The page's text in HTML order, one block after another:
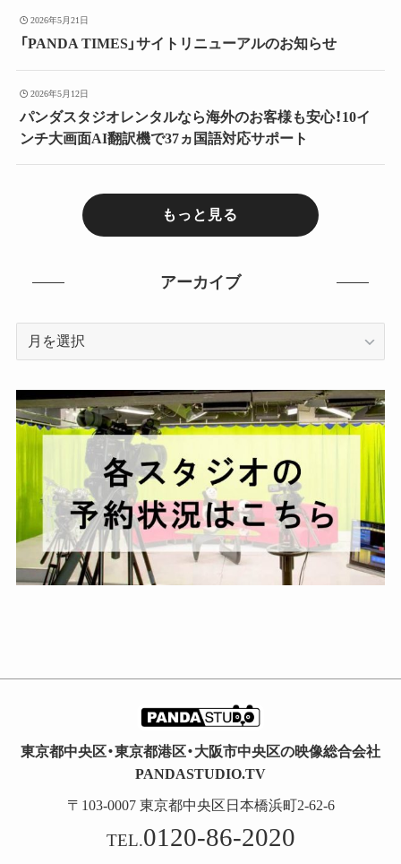
2026年5月21日
「PANDA TIMES」サイトリニューアルのお知らせ
2026年5月12日
パンダスタジオレンタルなら海外のお客様も安心！10イ
ンチ大画面AI翻訳機で37ヵ国語対応サポート
もっと見る
アーカイブ
イ
ブ
東京都中央区・東京都港区・大阪市中央区の映像総合会社
PANDASTUDIO.TV
〒103-0007 東京都中央区日本橋浜町2-62-6
TEL.0120-86-2020